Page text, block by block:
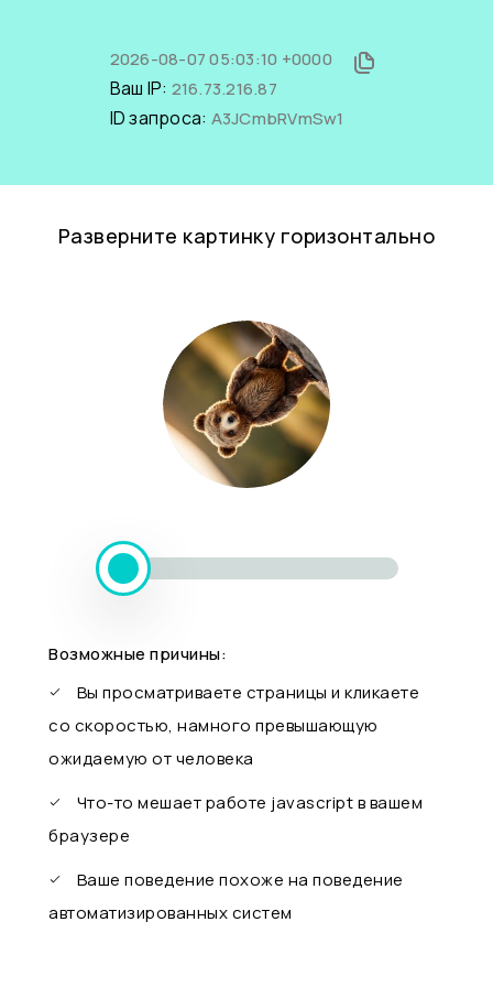
2026-08-07 05:03:10 +0000
Ваш IP: 216.73.216.87
ID запроса: A3JCmbRVmSw1
Разверните картинку горизонтально
Возможные причины:
Вы просматриваете страницы и кликаете
со скоростью, намного превышающую
ожидаемую от человека
Что-то мешает работе javascript в вашем
браузере
Ваше поведение похоже на поведение
автоматизированных систем